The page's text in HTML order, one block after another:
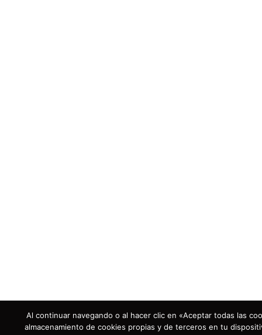
Al continuar navegando o al hacer clic en «Aceptar todas las
almacenamiento de cookies propias y de terceros en tu